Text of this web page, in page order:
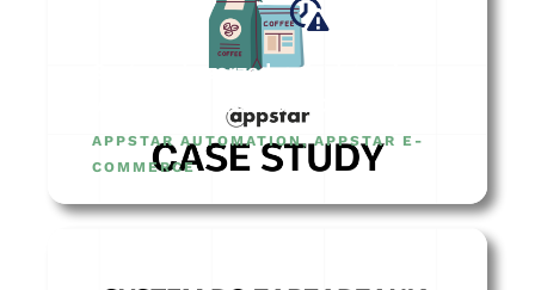
System do zarządzania datami
ważności – CASE STUDY
APPSTAR AUTOMATION,APPSTAR E-
COMMERCE